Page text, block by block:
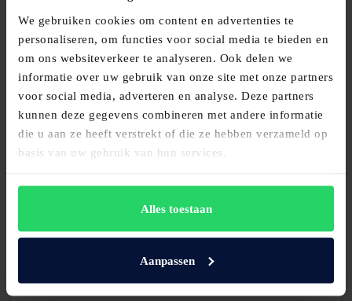
We gebruiken cookies om content en advertenties te
personaliseren, om functies voor social media te bieden en
om ons websiteverkeer te analyseren. Ook delen we
informatie over uw gebruik van onze site met onze partners
voor social media, adverteren en analyse. Deze partners
kunnen deze gegevens combineren met andere informatie
die u aan ze heeft verstrekt of die ze hebben verzameld op
basis van uw gebruik van hun services.
Alles toestaan
Aanpassen
Auping topmatras Kiruna Paardenhaar
€1.145,00